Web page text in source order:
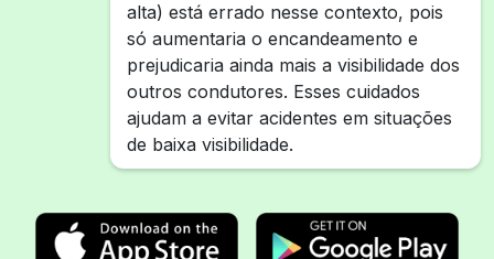
alta) está errado nesse contexto, pois
só aumentaria o encandeamento e
prejudicaria ainda mais a visibilidade dos
outros condutores. Esses cuidados
ajudam a evitar acidentes em situações
de baixa visibilidade.